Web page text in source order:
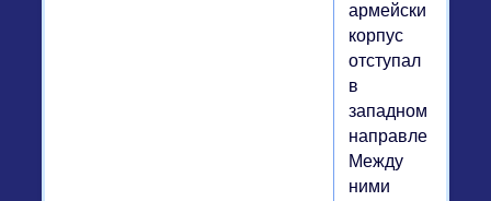
армейский
корпус
отступал
в
западном
направлении.
Между
ними